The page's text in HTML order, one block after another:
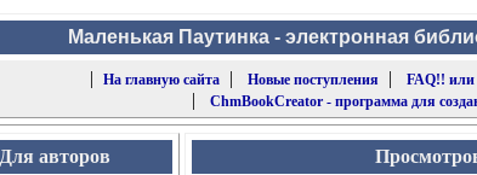
Маленькая Паутинка - электронная
|
На главную сайта| Новые поступления | FAQ!!
|
ChmBookCreator - программа для
Для авторов